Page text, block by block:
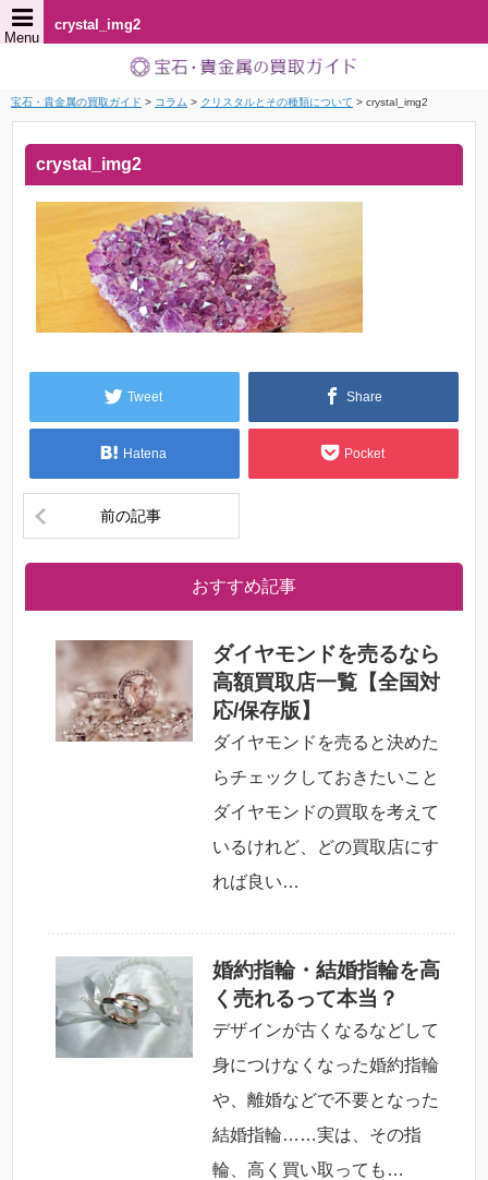
crystal_img2
Menu
宝石・貴金属の買取ガイド > コラム > クリスタルとその種類について > crystal_img2
crystal_img2
Tweet Share
Hatena Pocket
前の記事
おすすめ記事
ダイヤモンドを売るなら
高額買取店一覧【全国対
応/保存版】
ダイヤモンドを売ると決めた
らチェックしておきたいこと
ダイヤモンドの買取を考えて
いるけれど、どの買取店にす
れば良い…
婚約指輪・結婚指輪を高
く売れるって本当？
デザインが古くなるなどして
身につけなくなった婚約指輪
や、離婚などで不要となった
結婚指輪……実は、その指
輪、高く買い取っても…